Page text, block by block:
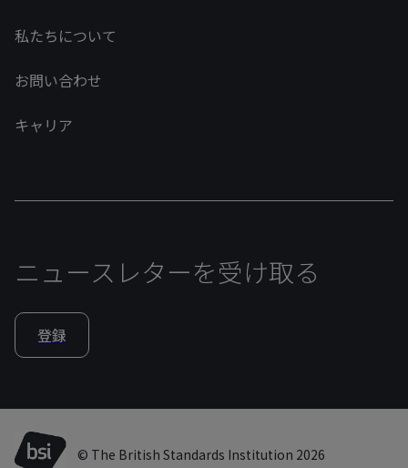
私たちについて
お問い合わせ
キャリア
ニュースレターを受け取る
登録
© The British Standards Institution 2026